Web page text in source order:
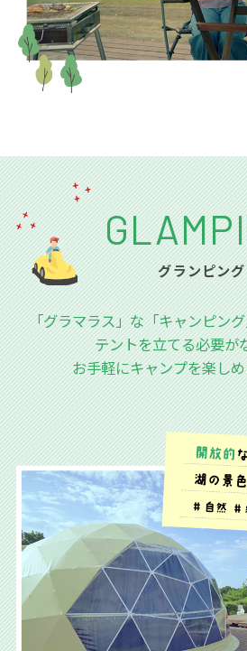
グランピング
「グラマラス」な「キャンピン
テントを立てる必要が
お手軽にキャンプを楽し